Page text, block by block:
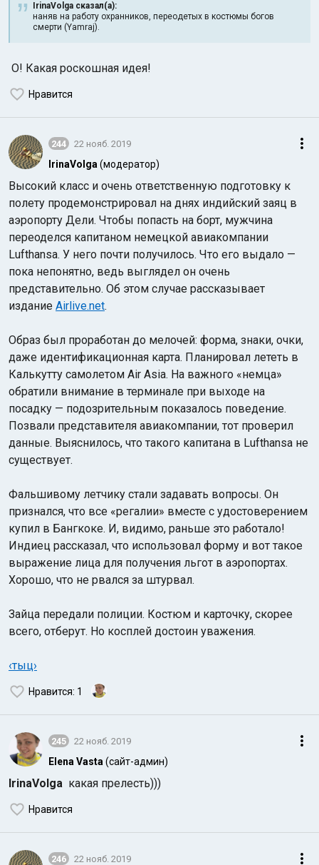
IrinaVolga сказал(а):
наняв на работу охранников, переодетых в костюмы богов
смерти (Yamraj).
О! Какая роскошная идея!
Нравится
244 22 нояб. 2019
IrinaVolga (модератор)
Высокий класс и очень ответственную подготовку к
полету продемонстрировал на днях индийский заяц в
аэропорту Дели. Чтобы попасть на борт, мужчина
переоделся капитаном немецкой авиакомпании
Lufthansa. У него почти получилось. Что его выдало —
пока непонятно, ведь выглядел он очень
представительно. Об этом случае рассказывает
издание Airlive.net.
Образ был проработан до мелочей: форма, знаки, очки,
даже идентификационная карта. Планировал лететь в
Калькутту самолетом Air Asia. На важного «немца»
обратили внимание в терминале при выходе на
посадку — подозрительным показалось поведение.
Позвали представителя авиакомпании, тот проверил
данные. Выяснилось, что такого капитана в Lufthansa не
существует.
Фальшивому летчику стали задавать вопросы. Он
признался, что все «регалии» вместе с удостоверением
купил в Бангкоке. И, видимо, раньше это работало!
Индиец рассказал, что использовал форму и вот такое
выражение лица для получения льгот в аэропортах.
Хорошо, что не рвался за штурвал.
Зайца передали полиции. Костюм и карточку, скорее
всего, отберут. Но косплей достоин уважения.
‹тыц›
Нравится: 1
245 22 нояб. 2019
Elena Vasta (сайт-админ)
IrinaVolga какая прелесть)))
Нравится
246 22 нояб. 2019